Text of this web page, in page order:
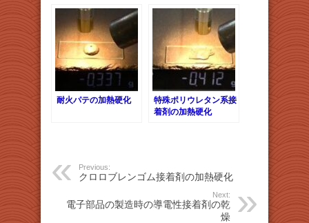
耐火パテの加熱硬化
特殊ポリウレタン系接
着剤の加熱硬化
Previous:
クロロブレンゴム接着剤の加熱硬化
Next:
電子部品の製造時の導電性接着剤の乾
燥